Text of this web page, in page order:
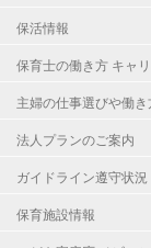
保活情報
保育士の働き方 キャ
主婦の仕事選びや働き
法人プランのご案内
ガイドライン遵守状況
保育施設情報